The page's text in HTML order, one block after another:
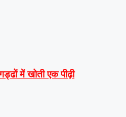
में खोती एक पीढ़ी